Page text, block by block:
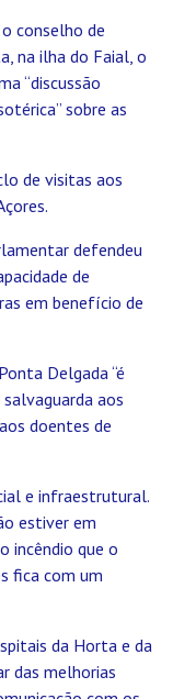
conselho de
na ilha do Faial, o
“discussão
sobre as
de visitas aos
defendeu
de
em benefício de
Delgada “é
aos
doentes de
e infraestrutural.
estiver em
incêndio que o
fica com um
da Horta e da
das melhorias